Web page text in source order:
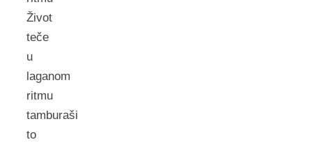
Život
teče
u
laganom
ritmu
tamburaši
to